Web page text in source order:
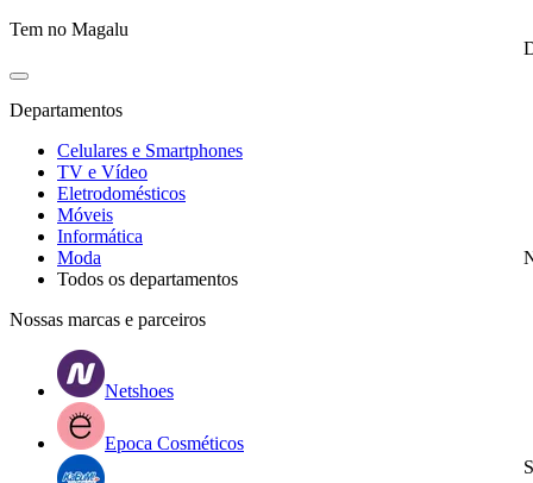
Tem no Magalu
Departamentos
Celulares e Smartphones
TV e Vídeo
Eletrodomésticos
Móveis
Informática
Moda
Todos os departamentos
Nossas marcas e parceiros
Netshoes
Epoca Cosméticos